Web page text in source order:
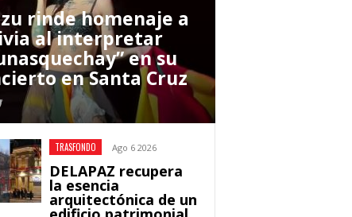
rinde homenaje a
al interpretar
en su
en Santa Cruz
TRASFONDO Ago 6 2026
DELAPAZ recupera
la esencia
arquitectónica de un